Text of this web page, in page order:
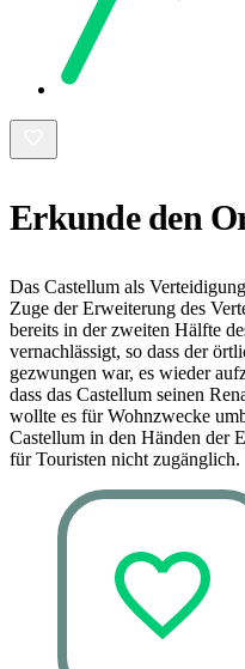
Erkunde den
Das Castellum als
Zuge der Erweiterung des
bereits in der zweiten Hälfte
vernachlässigt, so dass der
gezwungen war, es wieder
dass das Castellum seinen
wollte es für Wohnzwecke
Castellum in den Händen der
für Touristen nicht zugänglich.